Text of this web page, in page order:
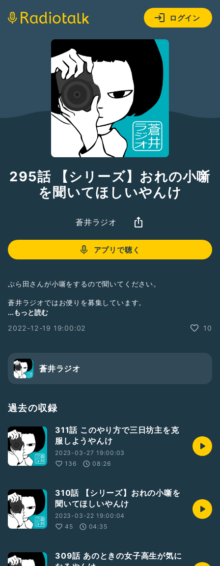
ログイン
295話 【シリーズ】おれの小噺
を聞いてほしいやんけ
蒼井ラジオ
アプリで聴く
ぷら田さんが小噺をするので聞いてください。
蒼井ラジオではお便りを募集しています。
Radiotalk『蒼井ラジオ』質問BOX宛に送信してください。
蒼井ラジオはRadiotalkのほか、Spotify、Amazon Music、
Twitter→
Instagram→https://www.instagram.com/blue_aoi/
...もっと読む
2022-12-19 19:00:02
10
蒼井ラジオ
過去の収録
311話 このやり方で三日坊主を克
服しようやんけ
2023-03-27 19:00:03
136
08:26
310話 【シリーズ】おれの小噺を
聞いてほしいやんけ
2023-03-22 19:00:04
45
04:35
309話 あのときの女子高生が気に